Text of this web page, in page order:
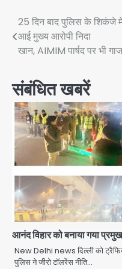
Post
navigation
25 दिन बाद पुलिस के शिकंजे
आई मुख्य आरोपी निदा
खान, AIMIM पार्षद पर भी गाज
संबंधित खबरें
आनंद विहार को बनाया गया
New Delhi news दिल्ली को
पुलिस ने जीरो टॉलरेंस नीति…